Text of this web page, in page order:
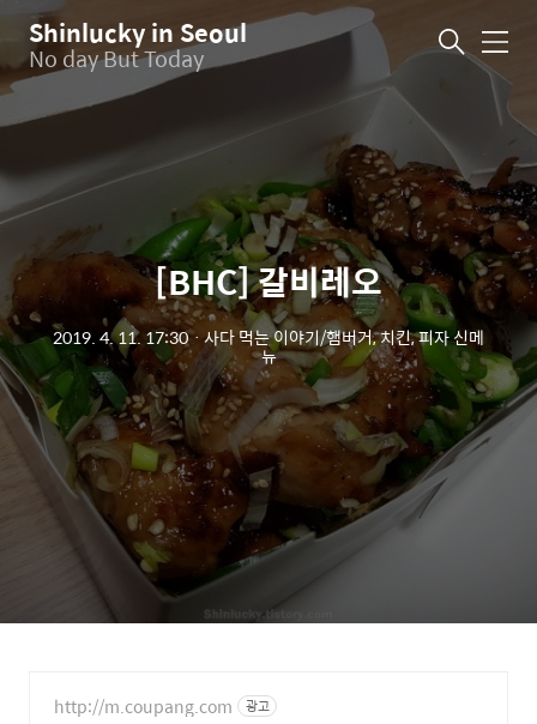
Shinlucky in Seoul
No day But Today 메
뉴
[BHC] 갈비레오
2019. 4. 11. 17:30ㆍ 사다 먹는 이야기/햄버거, 치킨, 피자 신메
뉴
http://m.coupang.com 광고